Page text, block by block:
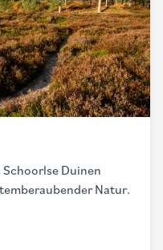
Schoorlse Duinen
Natur.